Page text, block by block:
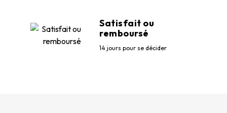
Satisfait ou
remboursé
14 jours pour se décider